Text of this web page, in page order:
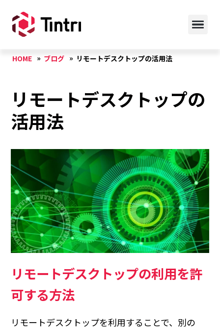
HOME ブログ リモートデスクトップの活用法
リモートデスクトップの
活用法
リモートデスクトップの利用を許
可する方法
リモートデスクトップを利用することで、別の